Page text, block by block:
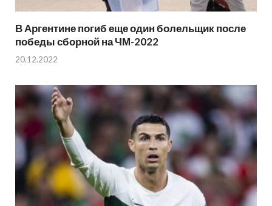
В Аргентине погиб еще один болельщик после
победы сборной на ЧМ-2022
20.12.2022